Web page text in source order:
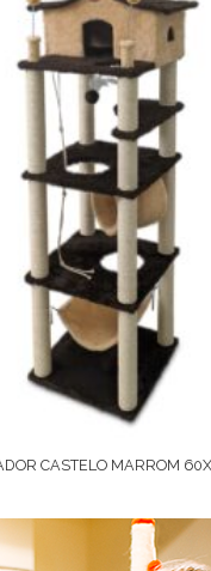
CASTELO MARROM